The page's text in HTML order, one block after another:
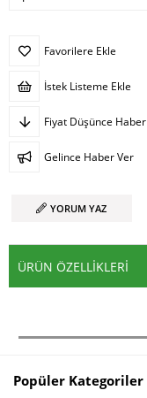
Favorilere Ekle
İstek Listeme Ekle
Fiyat Düşünce
Gelince Haber Ver
YORUM YAZ
ÜRÜN ÖZELLIKLERI
Popüler Kategoriler